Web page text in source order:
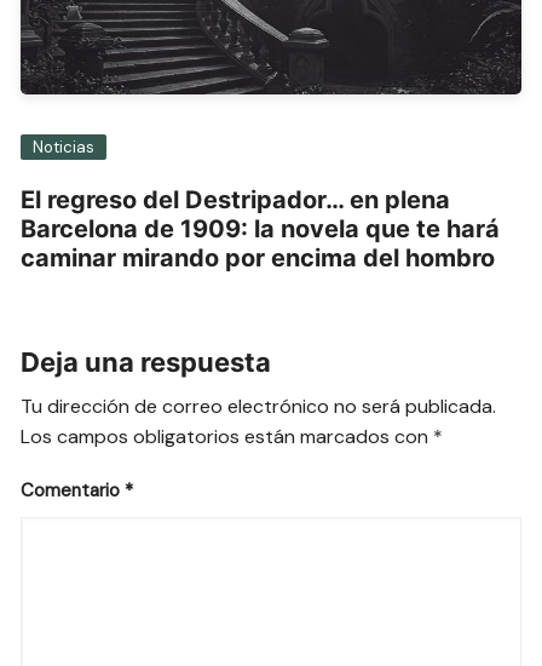
Noticias
El regreso del Destripador… en plena
Barcelona de 1909: la novela que te hará
caminar mirando por encima del hombro
Deja una respuesta
Tu dirección de correo electrónico no será publicada.
Los campos obligatorios están marcados con *
Comentario *